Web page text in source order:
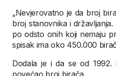
„Nevjerovatno je da broj
broj stanovnika i
po odsto onih koji nemaju
spisak ima oko 450.000
Dodala je i da se od 1992.